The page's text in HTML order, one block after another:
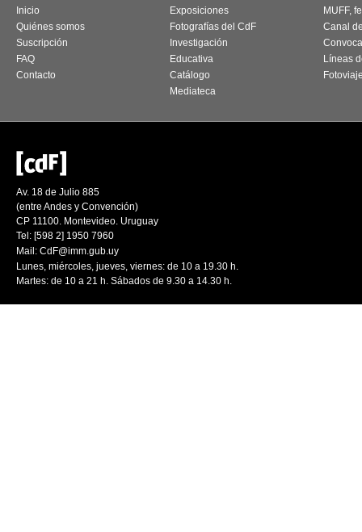
Inicio
Quiénes somos
Suscripción
FAQ
Contacto
Exposiciones
Fotografías del CdF
Investigación
Educativa
Catálogo
Mediateca
MUFF,
Canal
Líneas
Av. 18 de Julio 885
(entre Andes y Convención)
CP 11100. Montevideo. Uruguay
Tel: [598 2] 1950 7960
Mail: CdF@imm.gub.uy
Lunes, miércoles, jueves, viernes: de 10 a 19.30 h.
Martes: de 10 a 21 h. Sábados de 9.30 a 14.30 h.